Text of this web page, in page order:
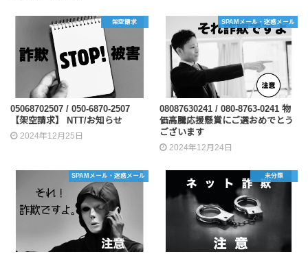
架空請求
05068702507 / 050-6870-2507
【架空請求】 NTT/お知らせ
2024年12月25日
SPAMメール・迷惑メール
08087630241 / 080-8763-0241 物
価高騰応援懸賞にご選おめでとう
ございます
2024年12月24日
SPAMメール・迷惑メール 未分類